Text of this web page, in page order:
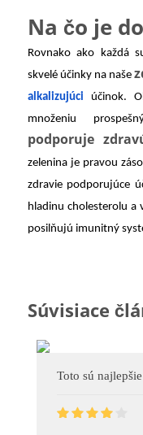
Na čo je
Rovnako ako každá
skvelé účinky na naše
alkalizujúci účinok.
množeniu
podporuje
zelenina je pravou
zdravie podporujúce
hladinu cholesterolu a
posilňujú imunitný
Súvisiace
Toto sú